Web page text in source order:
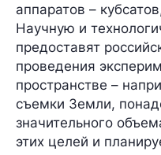
аппаратов –
Научную и
предоставят
проведения
пространстве –
съемки Земли,
значительного
этих целей и